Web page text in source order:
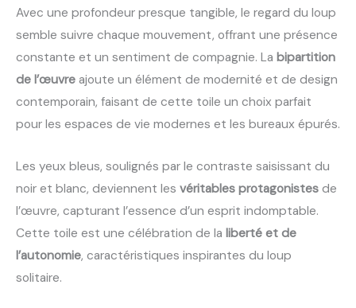
Avec une profondeur presque tangible, le regard du loup
semble suivre chaque mouvement, offrant une présence
constante et un sentiment de compagnie. La bipartition
de l’œuvre ajoute un élément de modernité et de design
contemporain, faisant de cette toile un choix parfait
pour les espaces de vie modernes et les bureaux épurés.
Les yeux bleus, soulignés par le contraste saisissant du
noir et blanc, deviennent les véritables protagonistes de
l’œuvre, capturant l’essence d’un esprit indomptable.
Cette toile est une célébration de la liberté et de
l’autonomie, caractéristiques inspirantes du loup
solitaire.